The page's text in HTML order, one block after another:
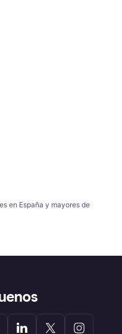
en España y mayores de